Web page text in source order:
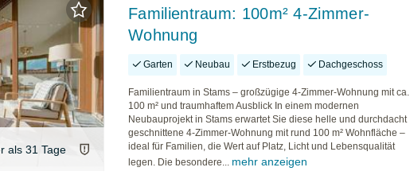
als 31 Tage
Familientraum: 100m² 4-Zimmer-
Wohnung
Garten Neubau Erstbezug Dachgeschoss
Familientraum in Stams – großzügige 4-Zimmer-Wohnung mit ca.
100 m² und traumhaftem Ausblick In einem modernen
Neubauprojekt in Stams erwartet Sie diese helle und durchdacht
geschnittene 4-Zimmer-Wohnung mit rund 100 m² Wohnfläche –
ideal für Familien, die Wert auf Platz, Licht und Lebensqualität
legen. Die besondere... mehr anzeigen